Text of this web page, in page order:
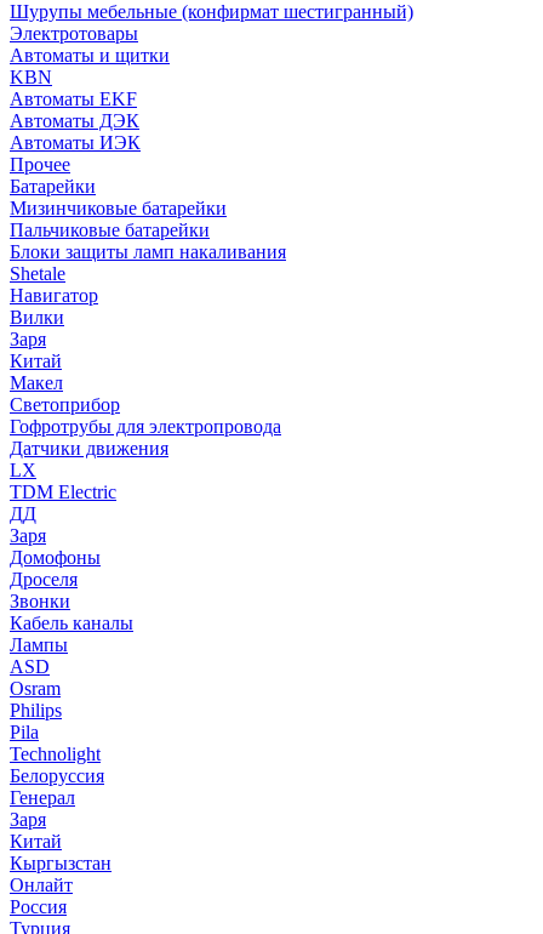
Шурупы мебельные (конфирмат шестигранный)
Электротовары
Автоматы и щитки
KBN
Автоматы EKF
Автоматы ДЭК
Автоматы ИЭК
Прочее
Батарейки
Мизинчиковые батарейки
Пальчиковые батарейки
Блоки защиты ламп накаливания
Shetale
Навигатор
Вилки
Заря
Китай
Макел
Светоприбор
Гофротрубы для электропровода
Датчики движения
LX
TDM Electric
ДД
Заря
Домофоны
Дроселя
Звонки
Кабель каналы
Лампы
ASD
Osram
Philips
Pila
Technolight
Белоруссия
Генерал
Заря
Китай
Кыргызстан
Онлайт
Россия
Турция